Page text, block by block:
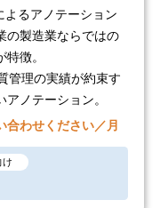
よるアノテーション
の製造業ならではの
徴。
管理の実績が約束す
ノテーション。
合わせください／月
け